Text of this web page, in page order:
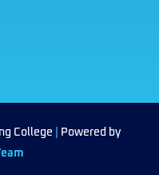
College
Powered by